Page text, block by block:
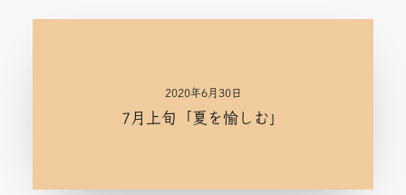
2020年6月30日
7月上旬「夏を愉しむ」